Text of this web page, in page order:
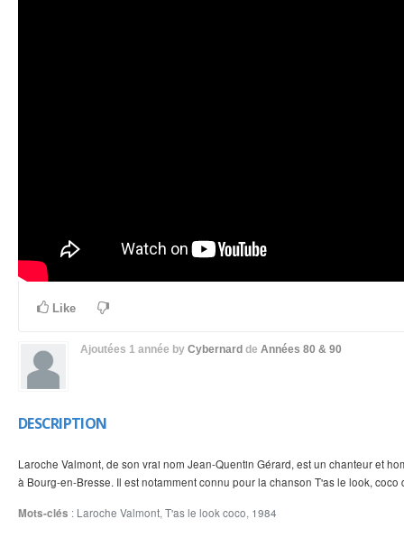
Like
Ajoutées 1 année by Cybernard de Années 80 & 90
DESCRIPTION
Laroche Valmont, de son vrai nom Jean-Quentin Gérard, est un chanteur et
à Bourg-en-Bresse. Il est notamment connu pour la chanson T'as le look, coco
Mots-clés : Laroche Valmont, T'as le look coco, 1984